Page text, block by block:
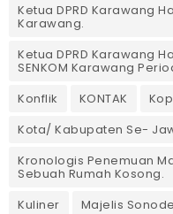
Ketua DPRD Karawang
Karawang.
Ketua DPRD Karawang
SENKOM Karawang
Konflik
KONTAK
Kota/ Kabupaten Se-
Kronologis Penemuan
Sebuah Rumah Kosong.
Kuliner
Majelis